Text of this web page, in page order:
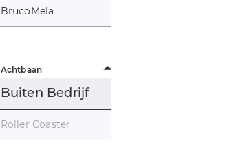
BrucoMela
Achtbaan
Buiten Bedrijf
Roller Coaster